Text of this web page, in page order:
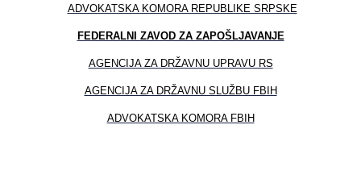
ADVOKATSKA KOMORA REPUBLIKE SRPSKE
FEDERALNI ZAVOD ZA ZAPOŠLJAVANJE
AGENCIJA ZA DRŽAVNU UPRAVU RS
AGENCIJA ZA DRŽAVNU SLUŽBU FBIH
ADVOKATSKA KOMORA FBIH